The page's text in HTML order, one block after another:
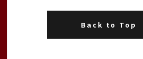
Back to Top